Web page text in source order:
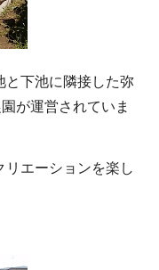
と下池に隣接した弥
が運営されていま
エーションを楽し